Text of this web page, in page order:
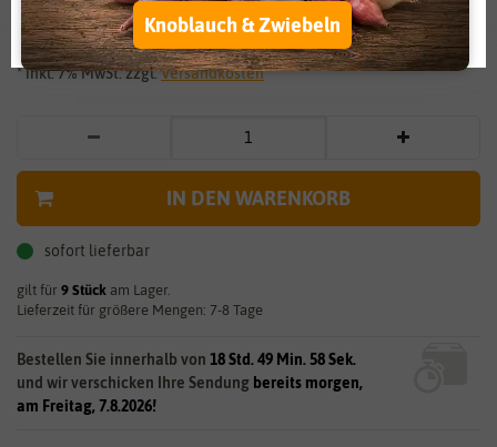
1,59 €
*
* inkl. 7% MwSt. zzgl.Versandkosten
IN DEN WARENKORB
sofort lieferbar
gilt für 9 Stück am Lager.
Lieferzeit für größere Mengen: 7-8 Tage
Bestellen Sie innerhalb von 18 Std. 49 Min. 58 Sek.
und wir verschicken Ihre Sendung bereits morgen,
am Freitag, 7.8.2026!
Auswahl akzeptieren
Knoblauch & Zwiebeln